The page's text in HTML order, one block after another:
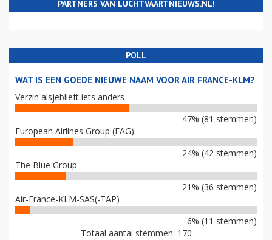
PARTNERS VAN LUCHTVAARTNIEUWS.NL!
POLL
WAT IS EEN GOEDE NIEUWE NAAM VOOR AIR FRANCE-KLM?
Verzin alsjeblieft iets anders
47% (81 stemmen)
European Airlines Group (EAG)
24% (42 stemmen)
The Blue Group
21% (36 stemmen)
Air-France-KLM-SAS(-TAP)
6% (11 stemmen)
Totaal aantal stemmen: 170